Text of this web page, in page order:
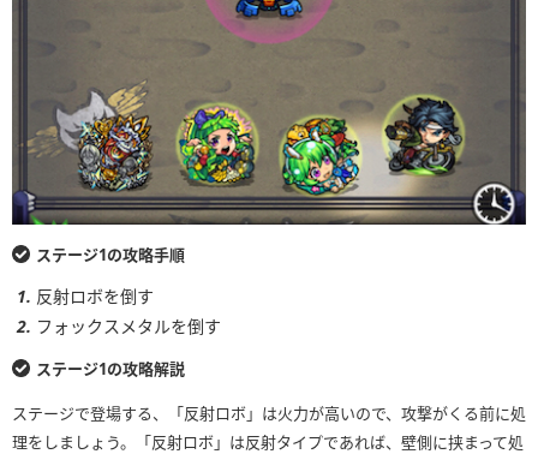
ステージ1の攻略手順
反射ロボを倒す
フォックスメタルを倒す
ステージ1の攻略解説
ステージで登場する、「反射ロボ」は火力が高いので、攻撃がくる前に処
理をしましょう。「反射ロボ」は反射タイプであれば、壁側に挟まって処